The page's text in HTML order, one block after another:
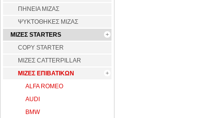
ΠΗΝΕΙΑ ΜΙΖΑΣ
ΨΥΚΤΟΘΗΚΕΣ ΜΙΖΑΣ
ΜΙΖΕΣ STARTERS
COPY STARTER
ΜΙΖΕΣ CATTERPILLAR
ΜΙΖΕΣ ΕΠΙΒΑΤΙΚΩΝ
ALFA ROMEO
AUDI
BMW